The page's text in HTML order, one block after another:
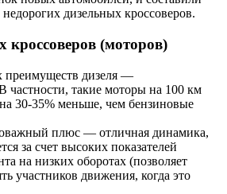
дизельных кроссоверов.
(моторов)
преимуществ дизеля —
частности, такие моторы на 100 км
30-35% меньше, чем бензиновые
плюс — отличная динамика,
за счет высоких показателей
на низких оборотах (позволяет
участников движения, когда это